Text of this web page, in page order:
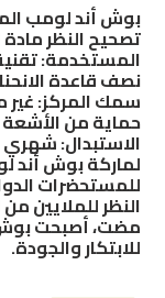
بوش أند لومب
حماية من
لماركة بوش أند
للمستحضرات
مضت، أصبحت بوش
للابتكار والجودة.